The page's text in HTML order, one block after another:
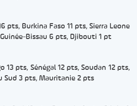
pts, Burkina Faso 11 pts, Sierra Leone
Bissau 6 pts, Djibouti 1 pt
13 pts, Sénégal 12 pts, Soudan 12 pts,
Sud 3 pts, Mauritanie 2 pts